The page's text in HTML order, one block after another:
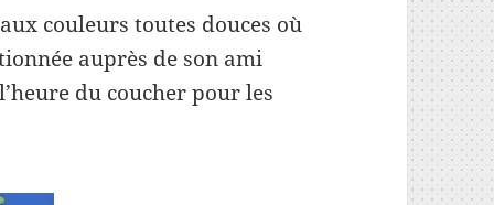
couleurs toutes douces où
auprès de son ami
du coucher pour les